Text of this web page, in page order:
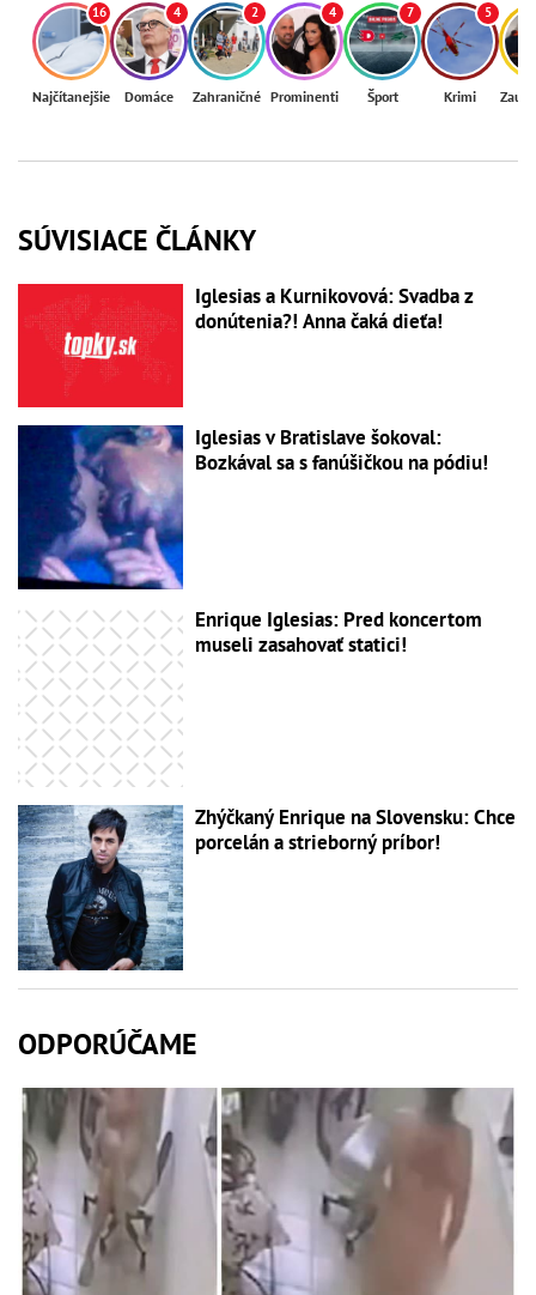
16
Najčítanejšie
4
Domáce
2
Zahraničné
4
Prominenti
7
Šport
5
Krimi
SÚVISIACE ČLÁNKY
Iglesias a Kurnikovová: Svadba z
donútenia?! Anna čaká dieťa!
Iglesias v Bratislave šokoval:
Bozkával sa s fanúšičkou na pódiu!
Enrique Iglesias: Pred koncertom
museli zasahovať statici!
Zhýčkaný Enrique na Slovensku: Chce
porcelán a strieborný príbor!
ODPORÚČAME